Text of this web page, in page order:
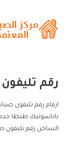
رقم
ارقام رقم تليفون
باناسونيك طنطا
الساخن رقم تليفون